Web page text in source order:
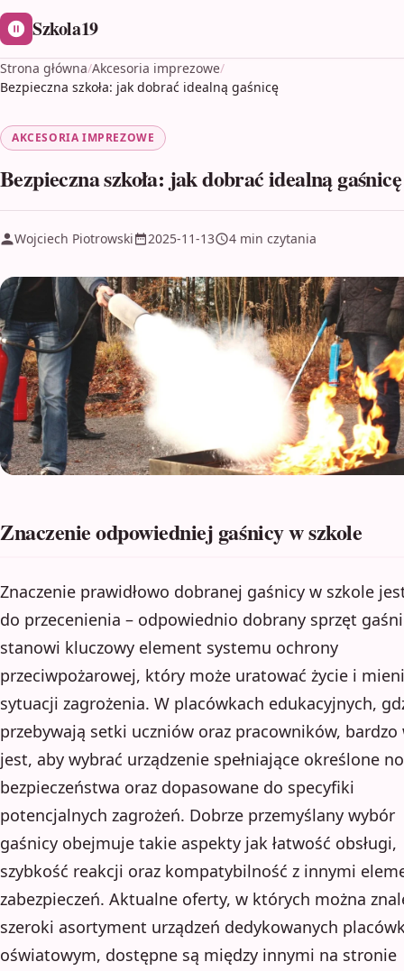
Szkola19
Strona główna/Akcesoria imprezowe/
Bezpieczna szkoła: jak dobrać idealną gaśnicę
AKCESORIA IMPREZOWE
Bezpieczna szkoła: jak dobrać idealną gaśnicę
Wojciech Piotrowski 2025-11-13 4 min czytania
Znaczenie odpowiedniej gaśnicy w szkole
Znaczenie prawidłowo dobranej gaśnicy w szkole
do przecenienia – odpowiednio dobrany sprzęt
stanowi kluczowy element systemu ochrony
przeciwpożarowej, który może uratować życie i
sytuacji zagrożenia. W placówkach edukacyjnych,
przebywają setki uczniów oraz pracowników, bardzo
jest, aby wybrać urządzenie spełniające określone
bezpieczeństwa oraz dopasowane do specyfiki
potencjalnych zagrożeń. Dobrze przemyślany wybór
gaśnicy obejmuje takie aspekty jak łatwość obsługi,
szybkość reakcji oraz kompatybilność z innymi
zabezpieczeń. Aktualne oferty, w których można
szeroki asortyment urządzeń dedykowanych
oświatowym, dostępne są między innymi na stronie